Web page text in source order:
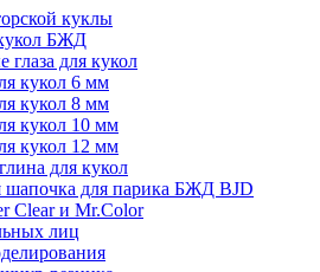
куклы
БЖД
глаза для кукол
кукол 6 мм
кукол 8 мм
кукол 10 мм
кукол 12 мм
для кукол
шапочка для парика БЖД BJD
Clear и Mr.Color
лиц